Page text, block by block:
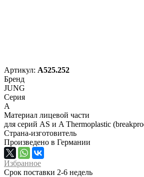
Артикул: A525.252
Бренд
JUNG
Серия
A
Материал лицевой части
для серий AS и A Thermoplastic
Страна-изготовитель
Произведено в Германии
Избранное
Срок поставки 2-6 недель